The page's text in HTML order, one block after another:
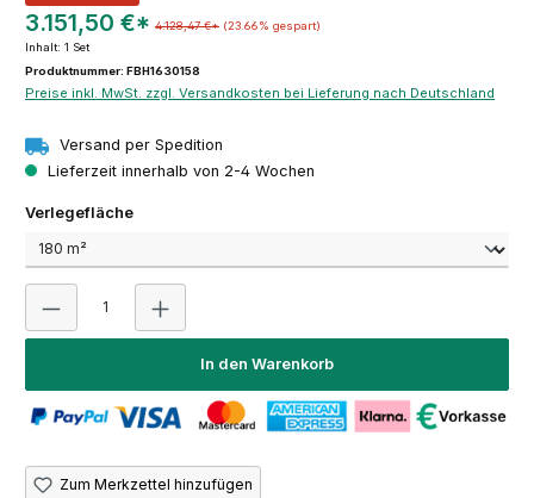
3.151,50 €* 4.128,47 €* (23.66% gespart)
Inhalt: 1 Set
Produktnummer: FBH1630158
Preise inkl. MwSt. zzgl. Versandkosten bei Lieferung nach Deutschland
Versand per Spedition
Lieferzeit innerhalb von 2-4 Wochen
Verlegeflächeauswählen
Produkt Anzahl: Gib den gewünschten Wert ein
In den Warenkorb
Zum Merkzettel hinzufügen